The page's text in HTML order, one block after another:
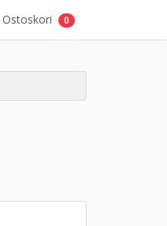
Ostoskori 0